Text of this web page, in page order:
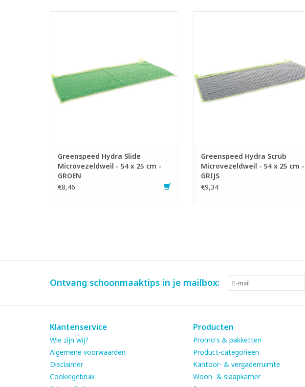
hoogkwalitatieve microvezel.
- Ergonomisch, dankzij de gestreepte
structuur glijdt de dweil moeiteloos over
het o
Greenspeed Hydra Slide
Microvezeldweil - 54 x 25 cm -
GROEN
€8,46
- Solide randafwerking waardoor de
microvezeldweil niet krimpt.
- Laag wasvolume t.o.v. standaard
moppen.
Greenspeed Hydra Scrub
Microvezeldweil - 54 x 25 cm -
GRIJS
€9,34
Ontvang schoonmaaktips in je mailbox:
Klantenservice
Wie zijn wij?
Algemene voorwaarden
Disclaimer
Cookiegebruik
Producten
Promo's & pakketten
Product-categorieën
Kantoor- & vergaderruimte
Woon- & slaapkamer